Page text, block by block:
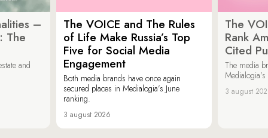
–
The
and
The VOICE and The Rules
of Life Make Russia’s Top
Five for Social Media
Engagement
Both media brands have once again
secured places in Medialogia’s June
ranking.
3 august 2026
The
Rank
Cited
The media
3 august